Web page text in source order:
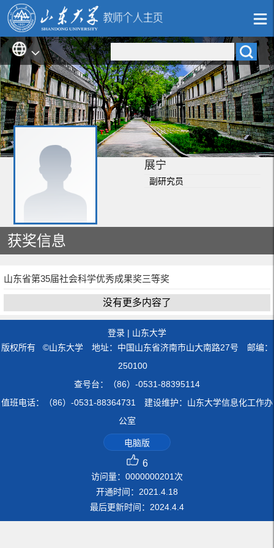
展宁
副研究员
获奖信息
山东省第35届社会科学优秀成果奖三等奖
没有更多内容了
登录 | 山东大学
版权所有 ©山东大学 地址：中国山东省济南市山大南路27号 邮编：
250100
查号台：（86）-0531-88395114
值班电话：（86）-0531-88364731 建设维护：山东大学信息化工作办
公室
电脑版
6
访问量： 0000000201次
开通时间： 2021.4.18
最后更新时间： 2024.4.4